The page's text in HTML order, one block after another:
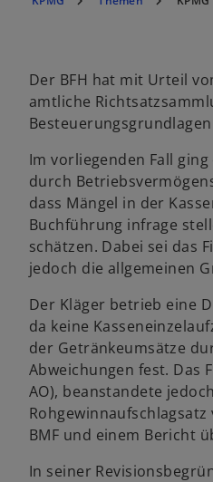
Der BFH hat mit Urteil
amtliche
Im vorliegenden Fall
durch
dass Mängel in der
Buchführung infrage
schätzen. Dabei sei das
jedoch die allgemeinen
Der Kläger betrieb eine
da keine
der Getränkeumsätze
Abweichungen fest. Das
AO), beanstandete
BMF und einem Bericht
In seiner